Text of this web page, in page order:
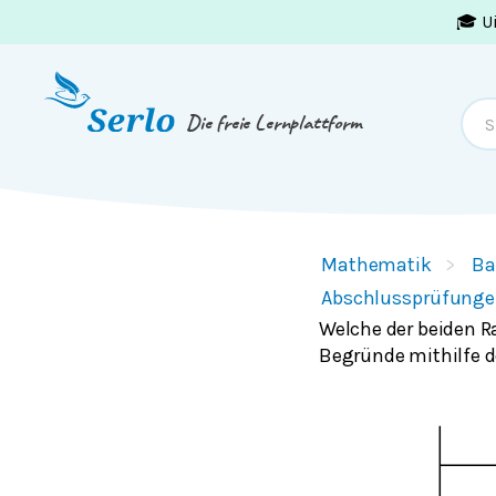
🎓
Die freie Lernplattform
Mathematik
Welche der beiden
Begründe mithilfe